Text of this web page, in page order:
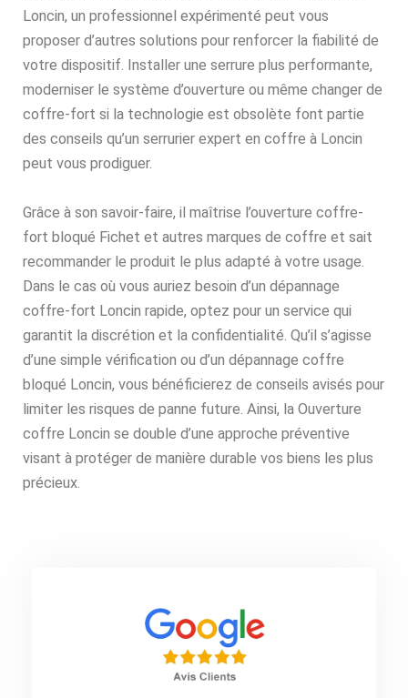
Loncin, un professionnel expérimenté peut vous
proposer d’autres solutions pour renforcer la fiabilité de
votre dispositif. Installer une serrure plus performante,
moderniser le système d’ouverture ou même changer de
coffre-fort si la technologie est obsolète font partie
des conseils qu’un serrurier expert en coffre à Loncin
peut vous prodiguer.
Grâce à son savoir-faire, il maîtrise l’ouverture coffre-
fort bloqué Fichet et autres marques de coffre et sait
recommander le produit le plus adapté à votre usage.
Dans le cas où vous auriez besoin d’un dépannage
coffre-fort Loncin rapide, optez pour un service qui
garantit la discrétion et la confidentialité. Qu’il s’agisse
d’une simple vérification ou d’un dépannage coffre
bloqué Loncin, vous bénéficierez de conseils avisés pour
limiter les risques de panne future. Ainsi, la Ouverture
coffre Loncin se double d’une approche préventive
visant à protéger de manière durable vos biens les plus
précieux.